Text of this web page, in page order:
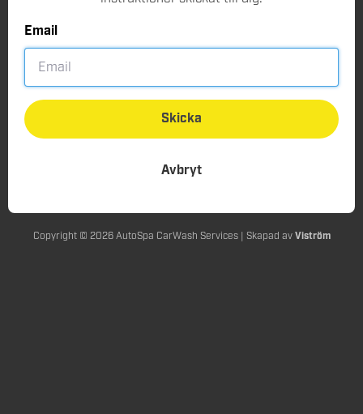
Email
Skicka
Avbryt
Copyright © 2026 AutoSpa CarWash Services | Skapad av Viström